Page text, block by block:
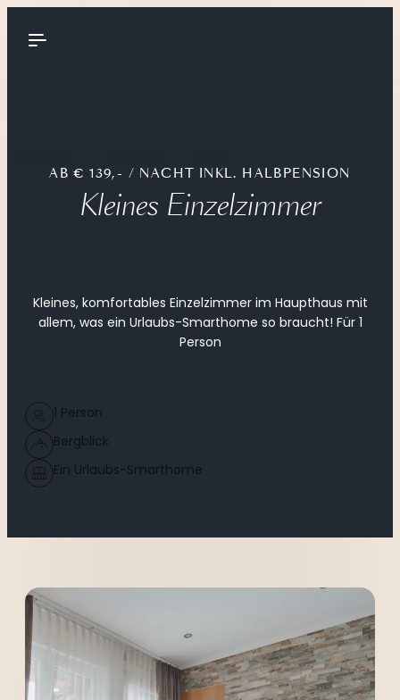
----
----
AB € 139,- / NACHT INKL. HALBPENSION
Kleines Einzelzimmer
Kleines, komfortables Einzelzimmer im Haupthaus mit
allem, was ein Urlaubs-Smarthome so braucht! Für 1
Person
1 Person
Bergblick
Ein Urlaubs-Smarthome